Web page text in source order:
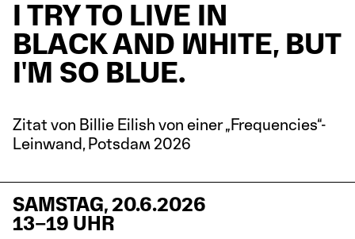
I TRY TO LIVE IN
BLACK AND WHITE, BUT
I'M SO BLUE.
Zitat von Billie Eilish von einer „Frequencies“-
Leinwand, Potsdam 2026
SAMSTAG, 20.6.2026
13–19 UHR